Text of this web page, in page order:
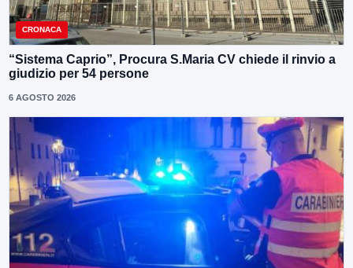
CRONACA
“Sistema Caprio”, Procura S.Maria CV chiede il rinvio a
giudizio per 54 persone
6 AGOSTO 2026